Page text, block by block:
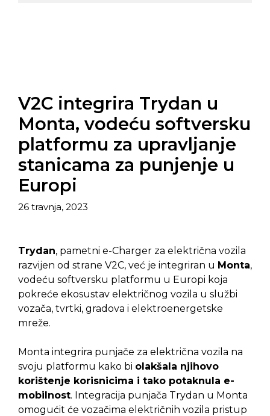
V2C integrira Trydan u
Monta, vodeću softversku
platformu za upravljanje
stanicama za punjenje u
Europi
26 travnja, 2023
Trydan, pametni e-Charger za električna vozila
razvijen od strane V2C, već je integriran u Monta,
vodeću softversku platformu u Europi koja
pokreće ekosustav električnog vozila u službi
vozača, tvrtki, gradova i elektroenergetske
mreže.
Monta integrira punjače za električna vozila na
svoju platformu kako bi olakšala njihovo
korištenje korisnicima i tako potaknula e-
mobilnost. Integracija punjača Trydan u Monta
omogućit će vozačima električnih vozila pristup